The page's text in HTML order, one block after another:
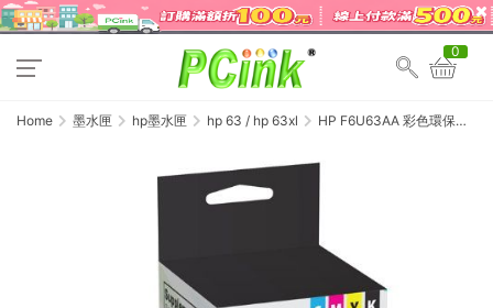
0
Home 墨水匣 hp墨水匣 hp 63 / hp 63xl
HP F6U63AA 彩色環保墨